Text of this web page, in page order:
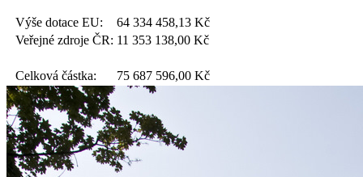
Výše dotace EU: 64 334 458,13 Kč
Veřejné zdroje ČR: 11 353 138,00 Kč
Celková částka: 75 687 596,00 Kč